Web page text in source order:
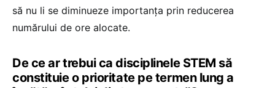
să nu li se diminueze importanța prin reducerea
numărului de ore alocate.
De ce ar trebui ca disciplinele STEM să
constituie o prioritate pe termen lung a